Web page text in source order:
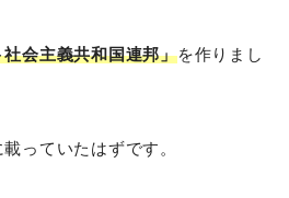
社会主義共和国連邦」を作りまし
っていたはずです。